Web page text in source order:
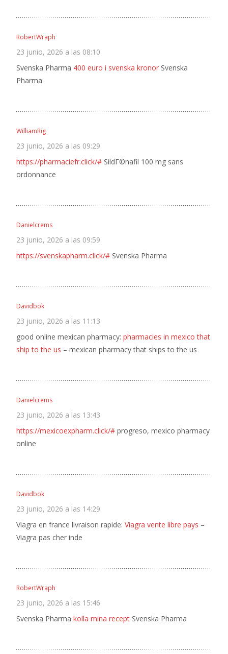
RobertWraph
23 junio, 2026 a las 08:10
Svenska Pharma 400 euro i svenska kronor Svenska
Pharma
WilliamRig
23 junio, 2026 a las 09:29
https://pharmaciefr.click/# SildГ©nafil 100 mg sans
ordonnance
Danielcrems
23 junio, 2026 a las 09:59
https://svenskapharm.click/# Svenska Pharma
Davidbok
23 junio, 2026 a las 11:13
good online mexican pharmacy: pharmacies in mexico that
ship to the us – mexican pharmacy that ships to the us
Danielcrems
23 junio, 2026 a las 13:43
https://mexicoexpharm.click/# progreso, mexico pharmacy
online
Davidbok
23 junio, 2026 a las 14:29
Viagra en france livraison rapide: Viagra vente libre pays –
Viagra pas cher inde
RobertWraph
23 junio, 2026 a las 15:46
Svenska Pharma kolla mina recept Svenska Pharma